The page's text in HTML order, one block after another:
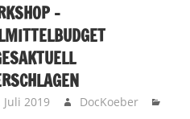
–
Juli 2019
DocKoeber